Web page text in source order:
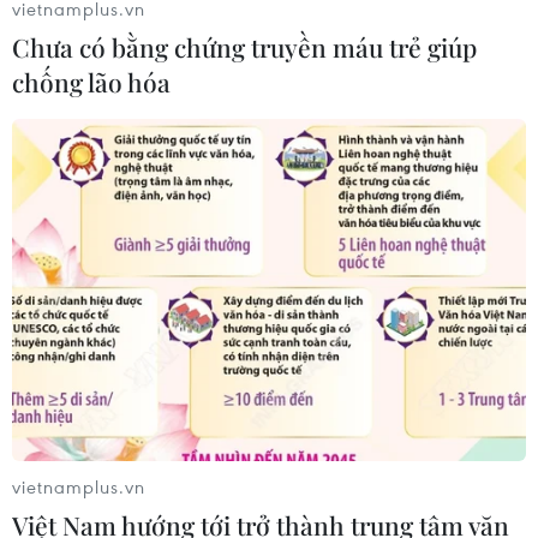
Phát động giải báo chí toàn quốc "Vì
sự nghiệp Giáo dục Việt Nam" năm
2026
04/08/2026 12:36
Hành trình đưa hát bội 'chạm' đến
giới trẻ ở Thành phố Hồ Chí Minh
04/08/2026 07:35
NSND Trịnh Thúy Mùi tái đắc cử Chủ
tịch Hội Nghệ sỹ Sân khấu Việt Nam
04/08/2026 06:35
vietnamplus.vn
Chưa có bằng chứng truyền máu trẻ giúp
chống lão hóa
vietnamplus.vn
Việt Nam hướng tới trở thành trung tâm văn